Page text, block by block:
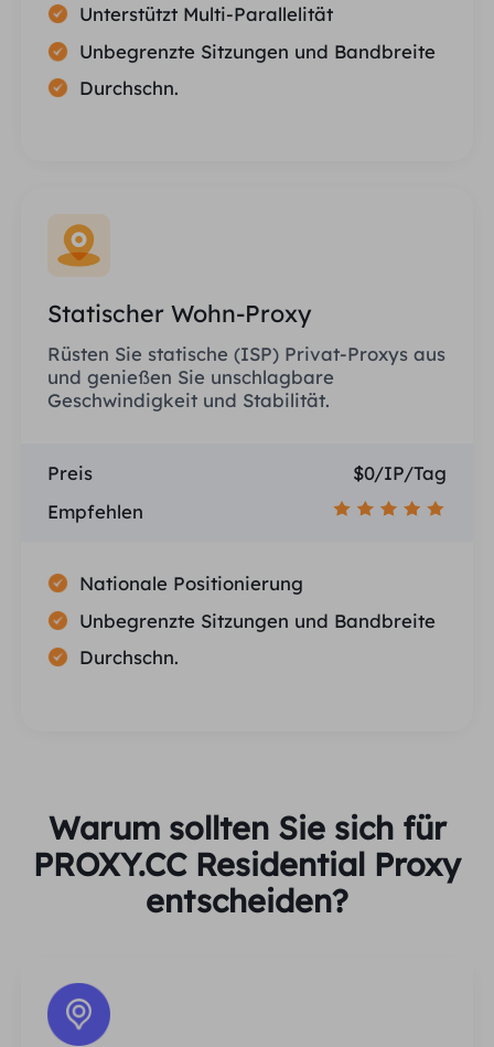
Unterstützt Multi-Parallelität
Unbegrenzte Sitzungen und Bandbreite
Durchschn.
Statischer Wohn-Proxy
Rüsten Sie statische (ISP) Privat-Proxys aus
und genießen Sie unschlagbare
Geschwindigkeit und Stabilität.
Preis
$0/IP/Tag
Empfehlen
Nationale Positionierung
Unbegrenzte Sitzungen und Bandbreite
Durchschn.
Warum sollten Sie sich für
PROXY.CC Residential Proxy
entscheiden?